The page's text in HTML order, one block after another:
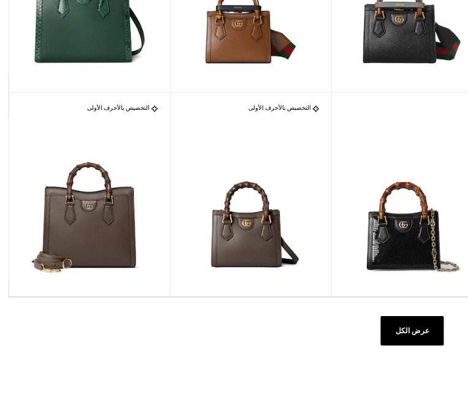
التخصيص بالأحرف الأولى التخصيص بالأحرف الأولى
عرض الكل